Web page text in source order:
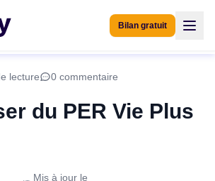
Bilan gratuit
lecture 0 commentaire
du PER Vie Plus
Mis à jour le